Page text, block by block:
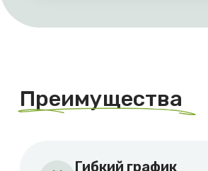
Требования к вакансии